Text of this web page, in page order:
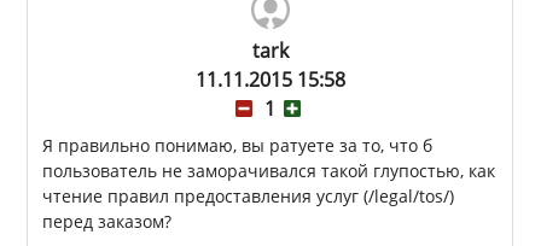
tark
11.11.2015 15:58
1
Я правильно понимаю, вы ратуете за то, что б
пользователь не заморачивался такой глупостью, как
чтение правил предоставления услуг (/legal/tos/)
перед заказом?